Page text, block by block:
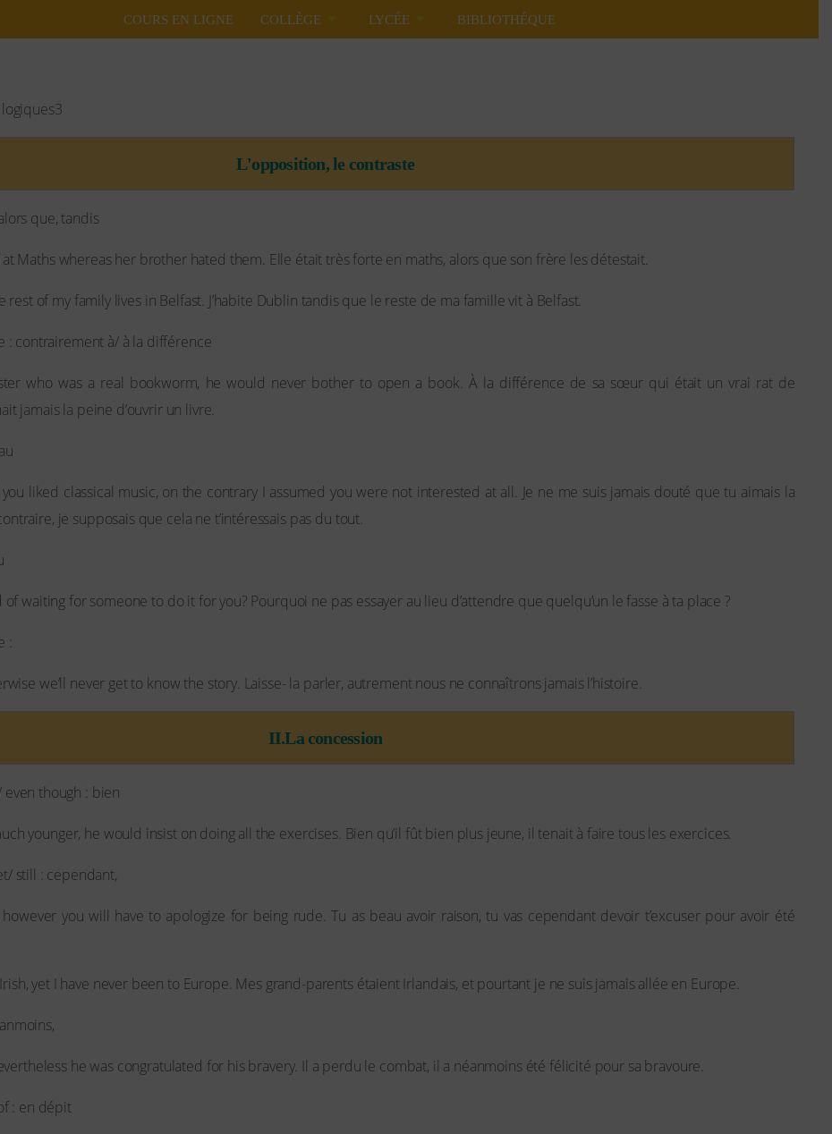
COURS EN LIGNE COLLÈGE LYCÉE BIBLIOTHÉQUE
L'opposition, le contraste
que, tandis
at Maths whereas her brother hated them. Elle était très forte en maths, alors que son frère les détestait.
rest of my family lives in Belfast. J’habite Dublin tandis que le reste de ma famille vit à Belfast.
: contrairement à/ à la différence
who was a real bookworm, he would never bother to open a book. À la différence de sa sœur qui était un vrai rat de
jamais la peine d’ouvrir un livre.
liked classical music, on the contrary I assumed you were not interested at all. Je ne me suis jamais douté que tu aimais la
je supposais que cela ne t’intéressais pas du tout.
of waiting for someone to do it for you? Pourquoi ne pas essayer au lieu d’attendre que quelqu’un le fasse à ta place ?
:
we’ll never get to know the story. Laisse- la parler, autrement nous ne connaîtrons jamais l’histoire.
II.La concession
though : bien
younger, he would insist on doing all the exercises. Bien qu’il fût bien plus jeune, il tenait à faire tous les exercices.
still : cependant,
you will have to apologize for being rude. Tu as beau avoir raison, tu vas cependant devoir t’excuser pour avoir été
yet I have never been to Europe. Mes grand-parents étaient Irlandais, et pourtant je ne suis jamais allée en Europe.
he was congratulated for his bravery. Il a perdu le combat, il a néanmoins été félicité pour sa bravoure.
: en dépit